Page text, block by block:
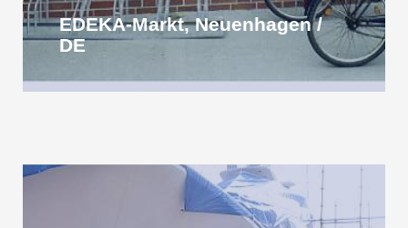
EDEKA-Markt, Neuenhagen /
DE